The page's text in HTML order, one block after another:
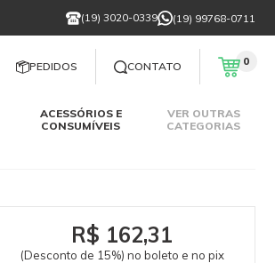
(19) 3020-0339 (19) 99768-0711
PEDIDOS CONTATO 0
ACESSÓRIOS E
CONSUMÍVEIS
VER OUTRAS
CATEGORIAS
R$ 162,31
(Desconto de 15%) no boleto e no pix